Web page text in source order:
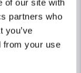
of our site with
partners who
you’ve
from your use
L
Markör Permanent